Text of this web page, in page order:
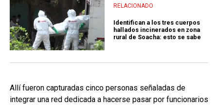
RELACIONADO
Identifican a los tres cuerpos
hallados incinerados en zona
rural de Soacha: esto se sabe
Allí fueron capturadas cinco personas señaladas de
integrar una red dedicada a hacerse pasar por funcionarios